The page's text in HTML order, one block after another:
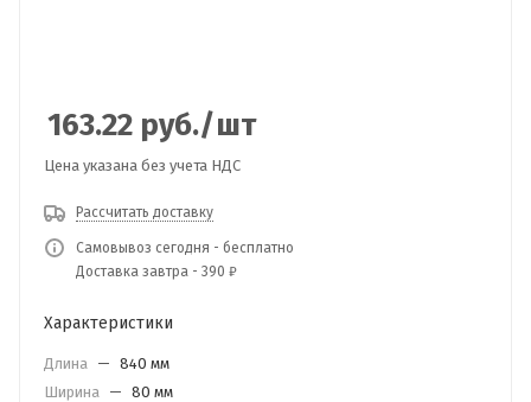
163.22 руб./шт
Цена указана без учета НДС
Рассчитать доставку
Самовывоз сегодня - бесплатно
Доставка завтра - 390 ₽
Характеристики
Длина — 840 мм
Ширина — 80 мм